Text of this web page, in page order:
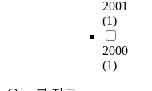
2001
(1)
2000
(1)